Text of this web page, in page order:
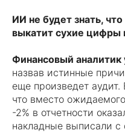
ИИ не будет знать,
выкатит сухие цифры
Финансовый аналитик
назвав истинные
еще произведет
что вместо
-2% в отчетности
накладные выписали